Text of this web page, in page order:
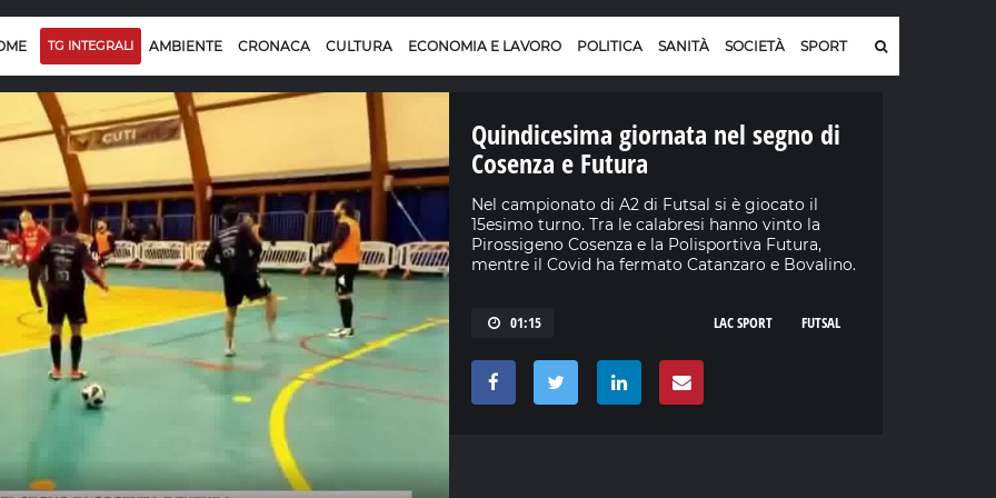
TG INTEGRALI AMBIENTE CRONACA CULTURA ECONOMIA E LAVORO POLITICA SANITÀ SOCIETÀ SPORT
Quindicesima giornata nel segno di
Cosenza e Futura
Nel campionato di A2 di Futsal si è giocato il
15esimo turno. Tra le calabresi hanno vinto la
Pirossigeno Cosenza e la Polisportiva Futura,
mentre il Covid ha fermato Catanzaro e Bovalino.
01:15 FUTSAL
LAC SPORT